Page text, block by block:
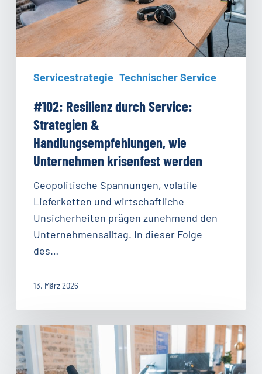
wie
Unternehmen
krisenfest
werden
Servicestrategie Technischer Service
#102: Resilienz durch Service:
Strategien &
Handlungsempfehlungen, wie
Unternehmen krisenfest werden
Geopolitische Spannungen, volatile
Lieferketten und wirtschaftliche
Unsicherheiten prägen zunehmend den
Unternehmensalltag. In dieser Folge
des…
13. März 2026
#101:
Vom
Produktverkauf